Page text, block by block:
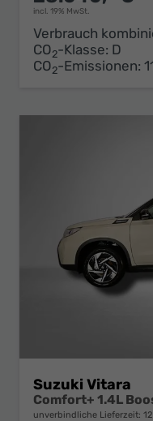
incl. 19% MwSt.
Verbrauch
CO2-Klasse: D
CO2-Emissionen:
Suzuki Vitara
Comfort+ 1.4L
unverbindliche Lieferzeit: